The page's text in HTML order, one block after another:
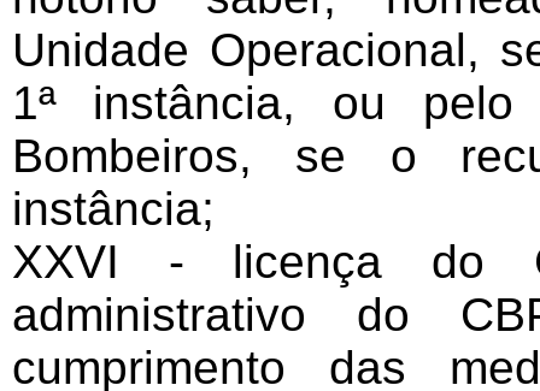
Unidade Operacional,
1ª instância, ou
Bombeiros, se o
instância;
XXVI - licença do
administrativo do
cumprimento das